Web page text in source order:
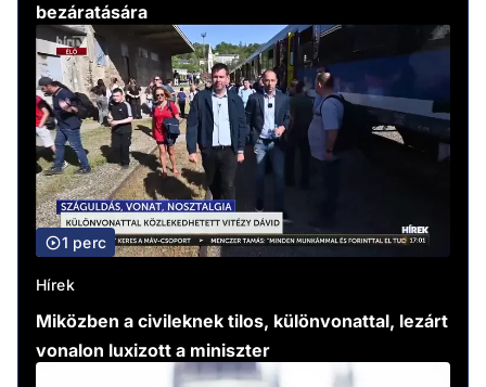
bezáratására
1 perc
Hírek
Miközben a civileknek tilos, különvonattal, lezárt
vonalon luxizott a miniszter